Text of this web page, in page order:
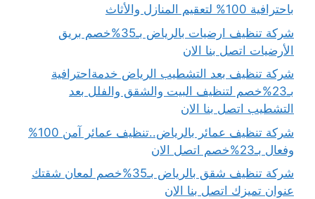
باحترافية 100% لتعقيم المنازل والأثاث
شركة تنظيف ارضيات بالرياض بـ35%خصم بريق
الأرضيات اتصل بنا الان
شركة تنظيف بعد التشطيب الرياض خدمةاحترافية
بـ23%خصم لتنظيف البيت والشقق والفلل بعد
التشطيب اتصل بنا الان
شركة تنظيف عمائر بالرياض..تنظيف عمائر آمن 100%
وفعال بـ23%خصم اتصل الان
شركة تنظيف شقق بالرياض بـ35%خصم لمعان شقتك
عنوان تميزك اتصل بنا الان